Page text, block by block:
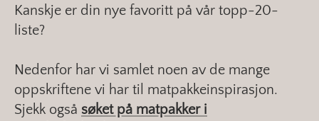
Kanskje er din nye favoritt på vår topp-20-
liste?
Nedenfor har vi samlet noen av de mange
oppskriftene vi har til matpakkeinspirasjon.
Sjekk også søket på matpakker i